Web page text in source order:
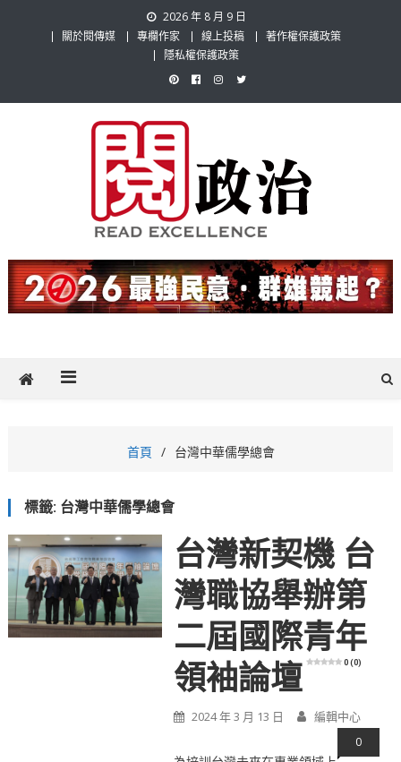
2026 年 8 月 9 日
關於閱傳媒
專欄作家 線上投稿
著作權保護政策
隱私權保護政策
閱政治 Read Gov News
題，也要專業評論，閱政治與多元的政治評論家與專欄作家邀稿合作，
讓讀者有最多元和專業的選擇。
首頁 台灣中華儒學總會
標籤: 台灣中華儒學總會
台灣新契機 台
灣職協舉辦第
二屆國際青年
領袖論壇
0 (0)
2024 年 3 月 13 日 編輯中心
0